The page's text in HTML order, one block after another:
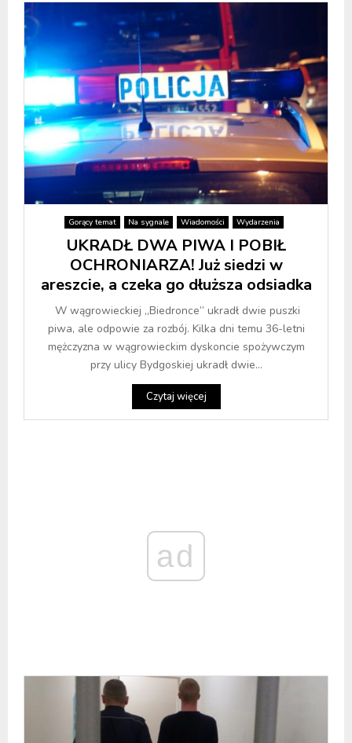
Gorący temat Na sygnale Wiadomości Wydarzenia
UKRADŁ DWA PIWA I POBIŁ
OCHRONIARZA! Już siedzi w
areszcie, a czeka go dłuższa odsiadka
W wągrowieckiej „Biedronce” ukradł dwie puszki
piwa, ale odpowie za rozbój. Kilka dni temu 36-letni
mężczyzna w wągrowieckim dyskoncie spożywczym
przy ulicy Bydgoskiej ukradł dwie...
Czytaj więcej
ad